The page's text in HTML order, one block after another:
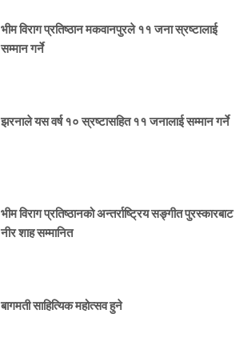
भीम विराग प्रतिष्ठान मकवानपुरले ११ जना स्रष्टालाई
सम्मान गर्ने
झरनाले यस वर्ष १० स्रष्टासहित ११ जनालाई सम्मान गर्ने
भीम विराग प्रतिष्ठानको अन्तर्राष्ट्रिय सङ्गीत पुरस्कारबाट
नीर शाह सम्मानित
बागमती साहित्यिक महोत्सव हुने